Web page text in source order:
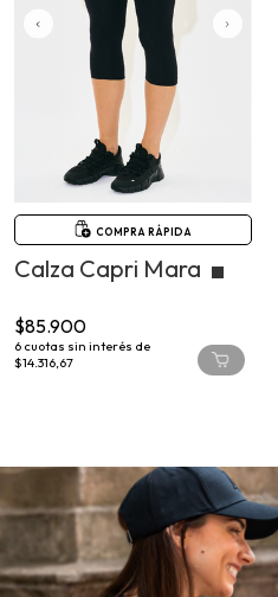
COMPRA RÁPIDA
Calza Capri Mara
$85.900
6 cuotas sin interés de
$14.316,67